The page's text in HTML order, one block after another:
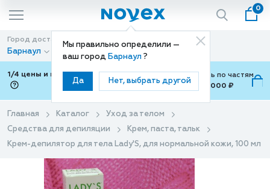
Мы правильно определили —
ваш город Барнаул ?
Да Нет, выбрать другой
0
Город доставки
Барнаул
Способ доставки
Доставка
1/4 цены и покупки ваши с Подели
Можно оплатить по частям
от 700 ₽ до 15,000 ₽
Главная Каталог
Уход за телом
Средства для депиляции
Крем, паста, тальк
Крем-депилятор для тела Lady'S, для нормальной кожи, 100 мл